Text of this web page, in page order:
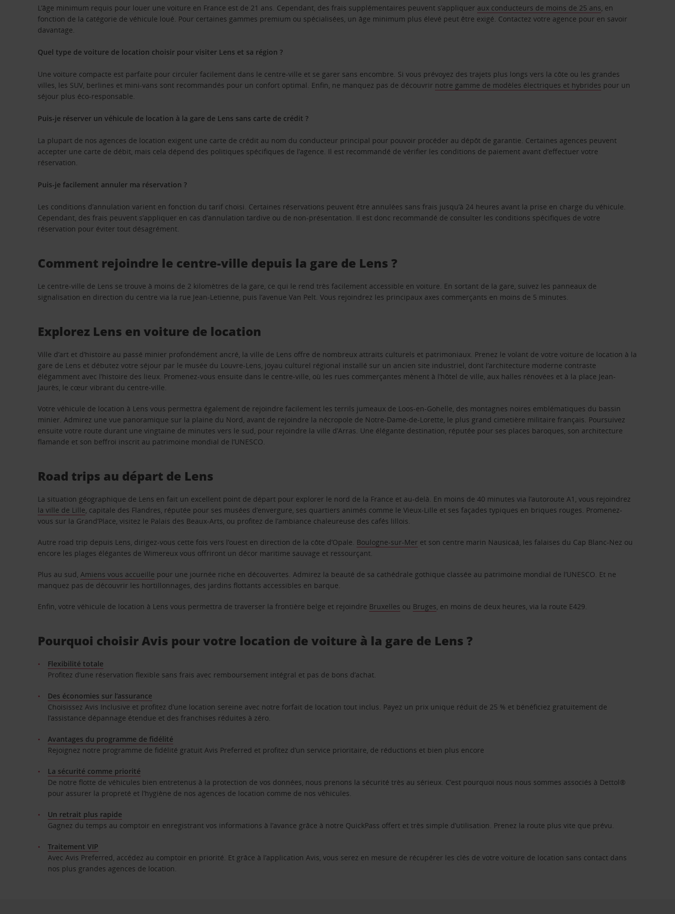
L’âge minimum requis pour louer une voiture en France est de 21 ans. Cependant, des frais supplémentaires peuvent s’appliquer aux conducteurs de moins de 25 ans, en
fonction de la catégorie de véhicule loué. Pour certaines gammes premium ou spécialisées, un âge minimum plus élevé peut être exigé. Contactez votre agence pour en savoir
davantage.
Quel type de voiture de location choisir pour visiter Lens et sa région ?
Une voiture compacte est parfaite pour circuler facilement dans le centre-ville et se garer sans encombre. Si vous prévoyez des trajets plus longs vers la côte ou les grandes
villes, les SUV, berlines et mini-vans sont recommandés pour un confort optimal. Enfin, ne manquez pas de découvrir notre gamme de modèles électriques et hybrides pour un
séjour plus éco-responsable.
Puis-je réserver un véhicule de location à la gare de Lens sans carte de crédit ?
La plupart de nos agences de location exigent une carte de crédit au nom du conducteur principal pour pouvoir procéder au dépôt de garantie. Certaines agences peuvent
accepter une carte de débit, mais cela dépend des politiques spécifiques de l’agence. Il est recommandé de vérifier les conditions de paiement avant d’effectuer votre
réservation.
Puis-je facilement annuler ma réservation ?
Les conditions d’annulation varient en fonction du tarif choisi. Certaines réservations peuvent être annulées sans frais jusqu’à 24 heures avant la prise en charge du véhicule.
Cependant, des frais peuvent s’appliquer en cas d’annulation tardive ou de non-présentation. Il est donc recommandé de consulter les conditions spécifiques de votre
réservation pour éviter tout désagrément.
Comment rejoindre le centre-ville depuis la gare de Lens ?
Le centre-ville de Lens se trouve à moins de 2 kilomètres de la gare, ce qui le rend très facilement accessible en voiture. En sortant de la gare, suivez les panneaux de
signalisation en direction du centre via la rue Jean-Letienne, puis l’avenue Van Pelt. Vous rejoindrez les principaux axes commerçants en moins de 5 minutes.
Explorez Lens en voiture de location
Ville d’art et d’histoire au passé minier profondément ancré, la ville de Lens offre de nombreux attraits culturels et patrimoniaux. Prenez le volant de votre voiture de location à la
gare de Lens et débutez votre séjour par le musée du Louvre-Lens, joyau culturel régional installé sur un ancien site industriel, dont l’architecture moderne contraste
élégamment avec l’histoire des lieux. Promenez-vous ensuite dans le centre-ville, où les rues commerçantes mènent à l’hôtel de ville, aux halles rénovées et à la place Jean-
Jaurès, le cœur vibrant du centre-ville.
Votre véhicule de location à Lens vous permettra également de rejoindre facilement les terrils jumeaux de Loos-en-Gohelle, des montagnes noires emblématiques du bassin
minier. Admirez une vue panoramique sur la plaine du Nord, avant de rejoindre la nécropole de Notre-Dame-de-Lorette, le plus grand cimetière militaire français. Poursuivez
ensuite votre route durant une vingtaine de minutes vers le sud, pour rejoindre la ville d’Arras. Une élégante destination, réputée pour ses places baroques, son architecture
flamande et son beffroi inscrit au patrimoine mondial de l’UNESCO.
Road trips au départ de Lens
La situation géographique de Lens en fait un excellent point de départ pour explorer le nord de la France et au-delà. En moins de 40 minutes via l’autoroute A1, vous rejoindrez
la ville de Lille, capitale des Flandres, réputée pour ses musées d’envergure, ses quartiers animés comme le Vieux-Lille et ses façades typiques en briques rouges. Promenez-
vous sur la Grand’Place, visitez le Palais des Beaux-Arts, ou profitez de l’ambiance chaleureuse des cafés lillois.
Autre road trip depuis Lens, dirigez-vous cette fois vers l’ouest en direction de la côte d’Opale. Boulogne-sur-Mer et son centre marin Nausicaá, les falaises du Cap Blanc-Nez ou
encore les plages élégantes de Wimereux vous offriront un décor maritime sauvage et ressourçant.
Plus au sud,Amiens vous accueille pour une journée riche en découvertes. Admirez la beauté de sa cathédrale gothique classée au patrimoine mondial de l’UNESCO. Et ne
manquez pas de découvrir les hortillonnages, des jardins flottants accessibles en barque.
Enfin, votre véhicule de location à Lens vous permettra de traverser la frontière belge et rejoindre Bruxelles ou Bruges, en moins de deux heures, via la route E429.
Pourquoi choisir Avis pour votre location de voiture à la gare de Lens ?
Flexibilité totale
Profitez d’une réservation flexible sans frais avec remboursement intégral et pas de bons d’achat.
Des économies sur l’assurance
Choisissez Avis Inclusive et profitez d’une location sereine avec notre forfait de location tout inclus. Payez un prix unique réduit de 25 % et bénéficiez gratuitement de
l’assistance dépannage étendue et des franchises réduites à zéro.
Avantages du programme de fidélité
Rejoignez notre programme de fidélité gratuit Avis Preferred et profitez d’un service prioritaire, de réductions et bien plus encore
La sécurité comme priorité
De notre flotte de véhicules bien entretenus à la protection de vos données, nous prenons la sécurité très au sérieux. C’est pourquoi nous nous sommes associés à Dettol®
pour assurer la propreté et l’hygiène de nos agences de location comme de nos véhicules.
Un retrait plus rapide
Gagnez du temps au comptoir en enregistrant vos informations à l’avance grâce à notre QuickPass offert et très simple d’utilisation. Prenez la route plus vite que prévu.
Traitement VIP
Avec Avis Preferred, accédez au comptoir en priorité. Et grâce à l’application Avis, vous serez en mesure de récupérer les clés de votre voiture de location sans contact dans
nos plus grandes agences de location.